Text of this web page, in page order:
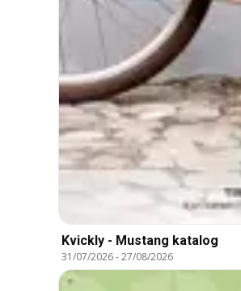
Kvickly - Mustang katalog
31/07/2026-27/08/2026